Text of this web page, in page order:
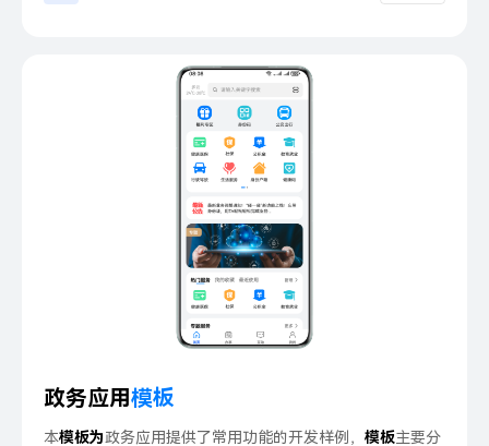
政务应用模板
本模板为政务应用提供了常用功能的开发样例， 模板主要分